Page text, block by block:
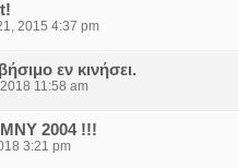
2015 4:37 pm
εν κινήσει.
11:58 am
2004 !!!
3:21 pm